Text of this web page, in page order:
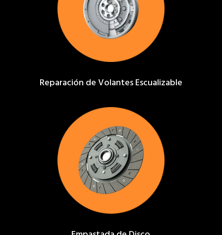
Reparación de Volantes Escualizable